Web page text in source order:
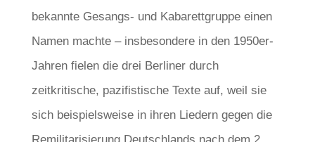
bekannte Gesangs- und Kabarettgruppe einen
Namen machte – insbesondere in den 1950er-
Jahren fielen die drei Berliner durch
zeitkritische, pazifistische Texte auf, weil sie
sich beispielsweise in ihren Liedern gegen die